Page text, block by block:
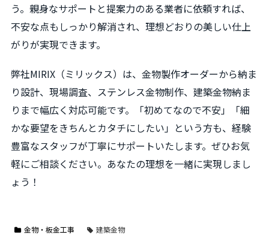
う。親身なサポートと提案力のある業者に依頼すれば、
不安な点もしっかり解消され、理想どおりの美しい仕上
がりが実現できます。
弊社MIRIX（ミリックス）は、金物製作オーダーから納ま
り設計、現場調査、ステンレス金物制作、建築金物納ま
りまで幅広く対応可能です。「初めてなので不安」「細
かな要望をきちんとカタチにしたい」という方も、経験
豊富なスタッフが丁寧にサポートいたします。ぜひお気
軽にご相談ください。あなたの理想を一緒に実現しまし
ょう！
金物・板金工事 建築金物